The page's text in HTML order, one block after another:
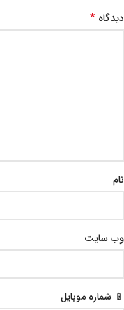
دیدگاه *
نام
وب‌ سایت
📱 شماره موبایل